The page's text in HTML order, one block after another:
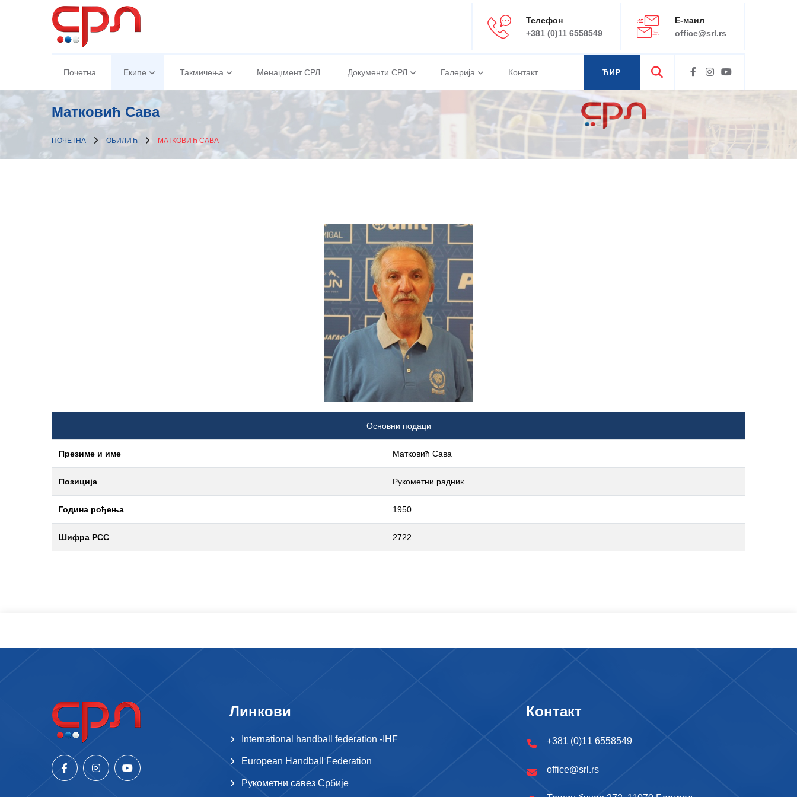
Телефон
+381 (0)11 6558549
Е-маил
office@srl.rs
Почетна Екипе Такмичења Менаџмент СРЛ Документи СРЛ Галерија Контакт
ЋИР
Матковић Сава
ПОЧЕТНА ОБИЛИЋ МАТКОВИЋ САВА
Основни подаци
Презиме и име Матковић Сава
Позиција Рукометни радник
Година рођења 1950
Шифра РСС 2722
Линкови
International handball federation -IHF
European Handball Federation
Рукометни савез Србије
Контакт
+381 (0)11 6558549
office@srl.rs